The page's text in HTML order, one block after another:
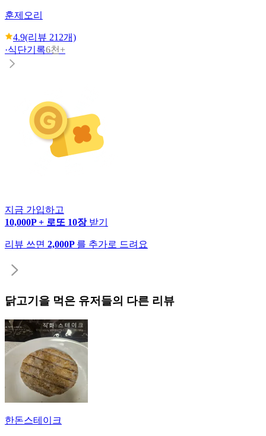
훈제오리
4.9(리뷰 212개)
·식단기록6천+
지금 가입하고
10,000P + 로또 10장 받기
리뷰 쓰면 2,000P 를 추가로 드려요
닭고기 을 먹은 유저들의 다른 리뷰
한돈스테이크